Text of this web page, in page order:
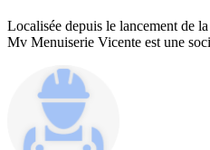
Localisée depuis le lancement de
Mv Menuiserie Vicente est une